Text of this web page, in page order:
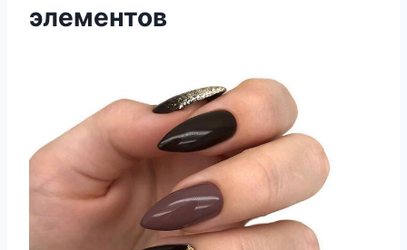
элементов